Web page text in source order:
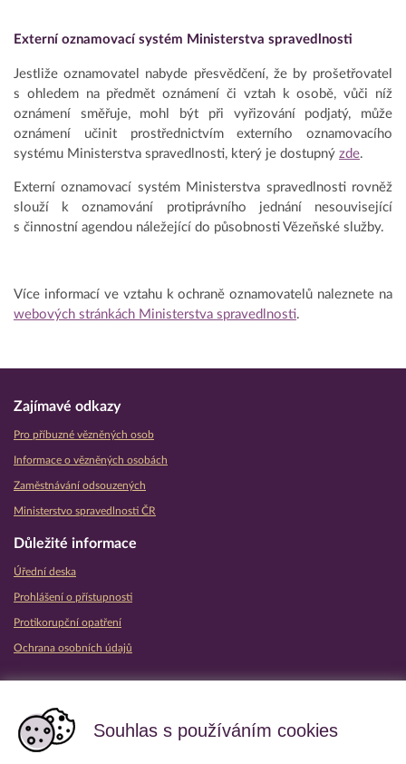
Souhlas s používáním cookies
Externí oznamovací systém Ministerstva spravedlnosti
Jestliže oznamovatel nabyde přesvědčení, že by prošetřovatel
s ohledem na předmět oznámení či vztah k osobě, vůči níž
oznámení směřuje, mohl být při vyřizování podjatý, může
oznámení učinit prostřednictvím externího oznamovacího
systému Ministerstva spravedlnosti, který je dostupný zde.
Externí oznamovací systém Ministerstva spravedlnosti rovněž
slouží k oznamování protiprávního jednání nesouvisející
s činnostní agendou náležející do působnosti Vězeňské služby.
Více informací ve vztahu k ochraně oznamovatelů naleznete na
webových stránkách Ministerstva spravedlnosti.
Zajímavé odkazy
Pro příbuzné vězněných osob
Informace o vězněných osobách
Zaměstnávání odsouzených
Ministerstvo spravedlnosti ČR
Důležité informace
Úřední deska
Prohlášení o přístupnosti
Protikorupční opatření
Ochrana osobních údajů